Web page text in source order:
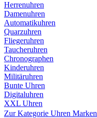
Herrenuhren
Damenuhren
Automatikuhren
Quarzuhren
Fliegeruhren
Taucheruhren
Chronographen
Kinderuhren
Militäruhren
Bunte Uhren
Digitaluhren
XXL Uhren
Zur Kategorie Uhren Marken